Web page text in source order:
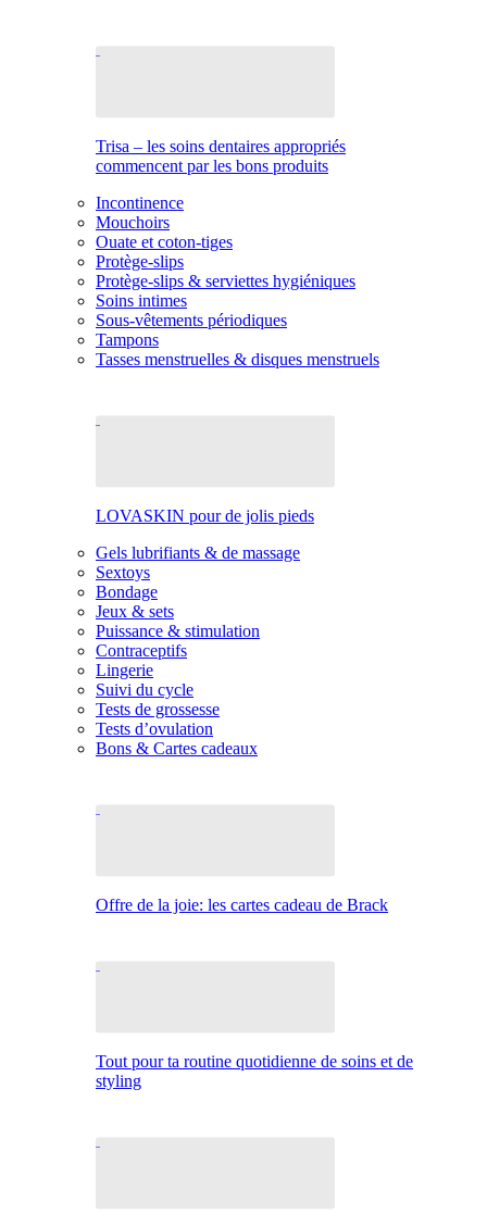
Trisa – les soins dentaires appropriés
commencent par les bons produits
Incontinence
Mouchoirs
Ouate et coton-tiges
Protège-slips
Protège-slips & serviettes hygiéniques
Soins intimes
Sous-vêtements périodiques
Tampons
Tasses menstruelles & disques menstruels
LOVASKIN pour de jolis pieds
Gels lubrifiants & de massage
Sextoys
Bondage
Jeux & sets
Puissance & stimulation
Contraceptifs
Lingerie
Suivi du cycle
Tests de grossesse
Tests d’ovulation
Bons & Cartes cadeaux
Offre de la joie: les cartes cadeau de Brack
Tout pour ta routine quotidienne de soins et de
styling